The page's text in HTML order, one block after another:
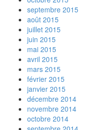
septembre 2015
août 2015
juillet 2015
juin 2015
mai 2015
avril 2015
mars 2015
février 2015
janvier 2015
décembre 2014
novembre 2014
octobre 2014